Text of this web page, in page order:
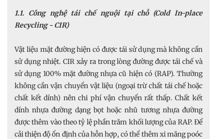
1.1. Công nghệ tái chế nguội tại chỗ (Cold In-place
Recycling - CIR)
Vật liệu mặt đường hiện có được tái sử dụng mà không cần
sử dụng nhiệt. CIR xảy ra trong lòng đường được tái chế và
sử dụng 100% mặt đường nhựa cũ hiện có (RAP). Thường
không cần vận chuyển vật liệu (ngoại trừ chất tái chế hoặc
chất kết dính) nên chi phí vận chuyển rất thấp. Chất kết
dính nhựa đường dạng bọt hoặc nhũ tương nhựa đường
được thêm vào theo tỷ lệ phần trăm khối lượng của RAP. Để
cải thiện độ ổn định của hỗn hợp, có thể thêm xi măng poóc